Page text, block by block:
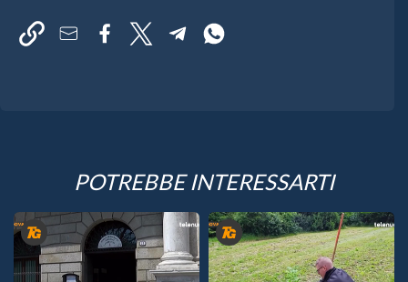
POTREBBE INTERESSARTI